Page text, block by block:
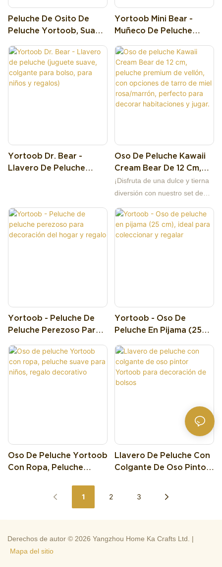
envoltorios de regalo.
bolsos o llaves del coche.
También se puede usar como
adorno para ramos de flores.
Peluche De Osito De
Peluche Yortoob, Suave
Decoración Del Hogar Y
Como Regalo.
Yortoob Mini Bear -
Muñeco De Peluche
Decoración Del Hogar Y
Aficionados
Yortoob Dr. Bear -
Llavero De Peluche
Oso De Peluche Kawaii
Cream Bear De 12 Cm,
Peluche Premium De
Vellón, Con Opciones De
Rosa/marrón, Perfecto
Para Decorar
Habitaciones Y Jugar.
¡Disfruta de una dulce y tierna
diversión con nuestro set de
peluche de 12 cm con forma de
tarro de miel y oso color crema!
Este adorable set presenta un
un oso marrón sosteniendo un
corazón rojo. El oso es
extraíble, lo que te permite
una dulce sorpresa o jugar con
él por separado.
Yortoob - Peluche De
Peluche Perezoso Para
Regalo
Yortoob - Oso De
Peluche En Pijama (25
Coleccionar Y Regalar
Oso De Peluche Yortoob
Con Ropa, Peluche
Llavero De Peluche Con
Colgante De Oso Pintor
1 2 3
Derechos de autor © 2026 Yangzhou Home Ka Crafts Ltd. |
Mapa del sitio